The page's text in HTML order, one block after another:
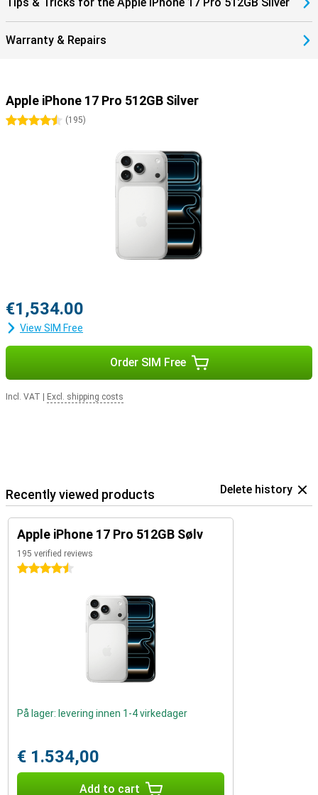
Warranty & Repairs
Apple iPhone 17 Pro 512GB Silver
4.5 stars
(195)
€1,534.00
View SIM Free
Order SIM Free
Incl. VAT Excl. shipping costs
Recently viewed products Delete history
Apple iPhone 17 Pro 512GB Sølv
195 verified reviews
4.5 stars
På lager: levering innen 1-4 virkedager
€ 1.534,00
Add to cart